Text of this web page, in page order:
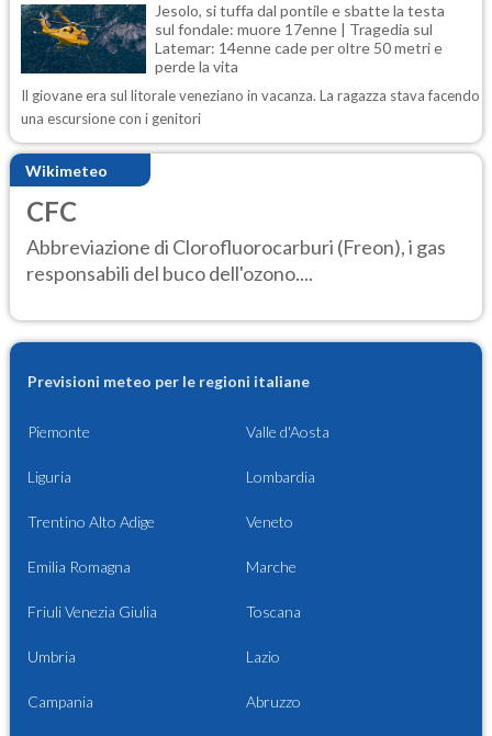
Jesolo, si tuffa dal pontile e sbatte la testa
sul fondale: muore 17enne | Tragedia sul
Latemar: 14enne cade per oltre 50 metri e
perde la vita
Il giovane era sul litorale veneziano in vacanza. La ragazza stava facendo
una escursione con i genitori
Wikimeteo
CFC
Abbreviazione di Clorofluorocarburi (Freon), i gas
responsabili del buco dell'ozono....
Previsioni meteo per le regioni italiane
Piemonte Valle d'Aosta
Liguria Lombardia
Trentino Alto Adige Veneto
Emilia Romagna Marche
Friuli Venezia Giulia Toscana
Umbria Lazio
Campania Abruzzo